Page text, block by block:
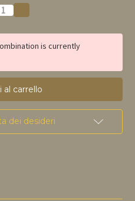
la
di
Dupont
Bons is currently
dei desideri